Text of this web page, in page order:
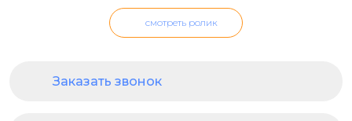
смотреть ролик
Заказать звонок